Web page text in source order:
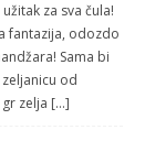
za sva čula!
fantazija, odozdo
Sama bi
od
zelja […]